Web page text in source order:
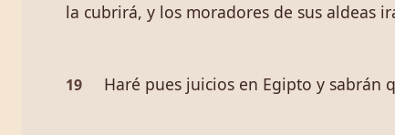
la cubrirá, y los moradores de sus aldeas
19 Haré pues juicios en Egipto y sabrán